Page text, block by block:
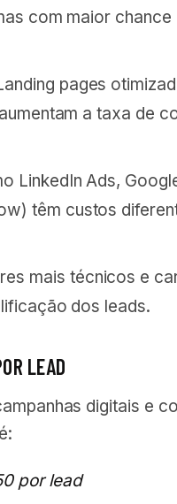
com maior chance
pages
a taxa de
LinkedIn Ads,
têm custos
mais técnicos e
dos leads.
LEAD
digitais e
por lead